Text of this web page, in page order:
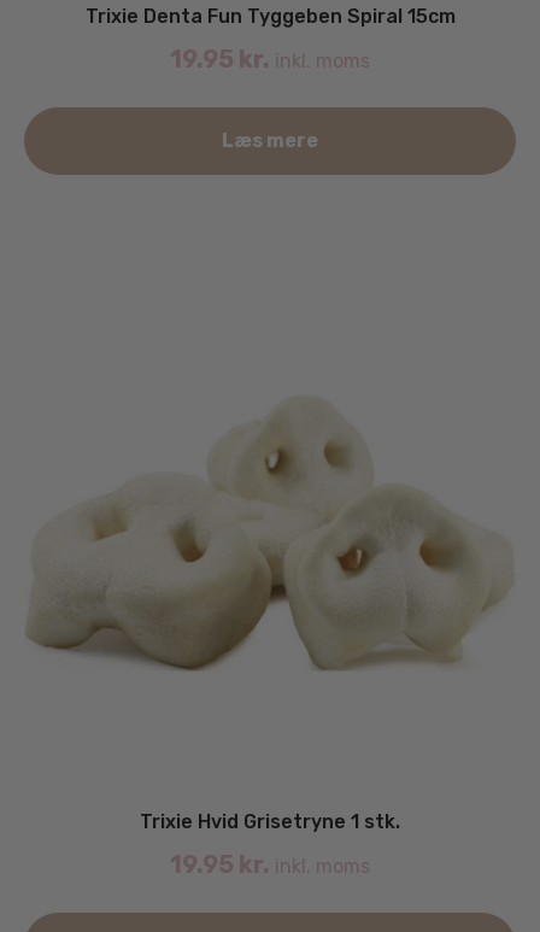
Trixie Denta Fun Tyggeben Spiral 15cm
19.95 kr. inkl. moms
Læs mere
Trixie Hvid Grisetryne 1 stk.
19.95 kr. inkl. moms